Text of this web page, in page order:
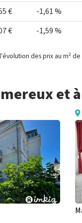
€ -1,61 %
€ -1,59 %
des prix au m²
et